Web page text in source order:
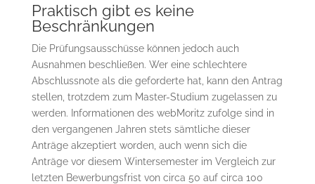
Praktisch gibt es keine
Beschränkungen
Die Prüfungsausschüsse können jedoch auch
Ausnahmen beschließen. Wer eine schlechtere
Abschlussnote als die geforderte hat, kann den Antrag
stellen, trotzdem zum Master-Studium zugelassen zu
werden. Informationen des webMoritz zufolge sind in
den vergangenen Jahren stets sämtliche dieser
Anträge akzeptiert worden, auch wenn sich die
Anträge vor diesem Wintersemester im Vergleich zur
letzten Bewerbungsfrist von circa 50 auf circa 100